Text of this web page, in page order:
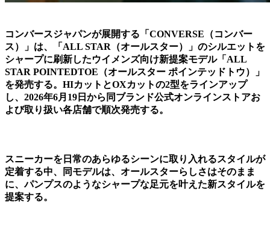
コンバースジャパンが展開する「CONVERSE（コンバー
ス）」は、「ALL STAR（オールスター）」のシルエットを
シャープに刷新したウイメンズ向け新提案モデル「ALL
STAR POINTEDTOE（オールスター ポインテッドトウ）」
を発売する。HIカットとOXカットの2型をラインアップ
し、2026年6月19日から同ブランド公式オンラインストアお
よび取り扱い各店舗で順次発売する。
スニーカーを日常のあらゆるシーンに取り入れるスタイルが
定着する中、同モデルは、オールスターらしさはそのまま
に、パンプスのようなシャープな足元を叶えた新スタイルを
提案する。